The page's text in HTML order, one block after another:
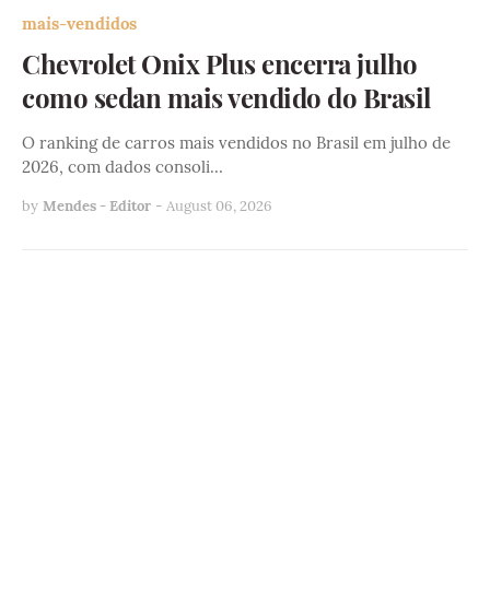
mais-vendidos
Chevrolet Onix Plus encerra julho
como sedan mais vendido do Brasil
O ranking de carros mais vendidos no Brasil em julho de
2026, com dados consoli…
by Mendes - Editor - August 06, 2026